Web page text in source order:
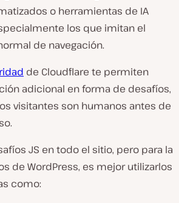
o herramientas de IA
los que imitan el
de navegación.
de Cloudflare te permiten
adicional en forma de desafíos,
visitantes son humanos antes de
JS en todo el sitio, pero para la
de WordPress, es mejor utilizarlos
como: